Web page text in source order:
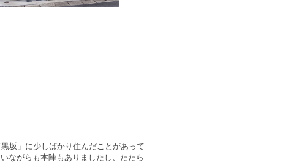
坂」に少しばかり住んだことがあって
ながらも本陣もありましたし、たたら